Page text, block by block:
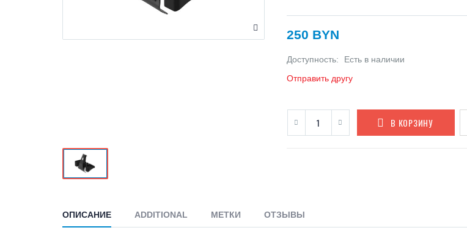
250 BYN
Доступность:
Есть в наличии
Отправить другу
В КОРЗИНУ
ОПИСАНИЕ ADDITIONAL МЕТКИ ОТЗЫВЫ